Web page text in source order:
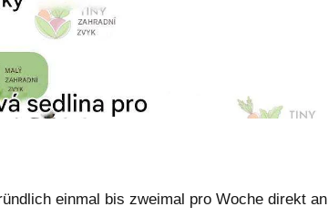
einmal bis zweimal pro Woche direkt an